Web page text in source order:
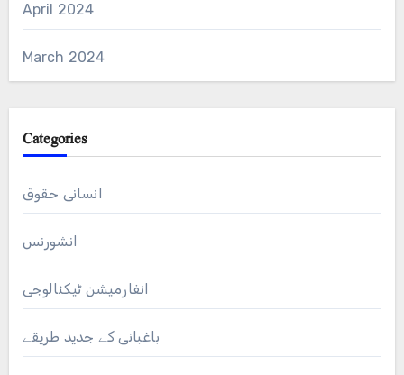
April 2024
March 2024
Categories
انسانی حقوق
انشورنس
انفارمیشن ٹیکنالوجی
باغبانی کے جدید طریقے